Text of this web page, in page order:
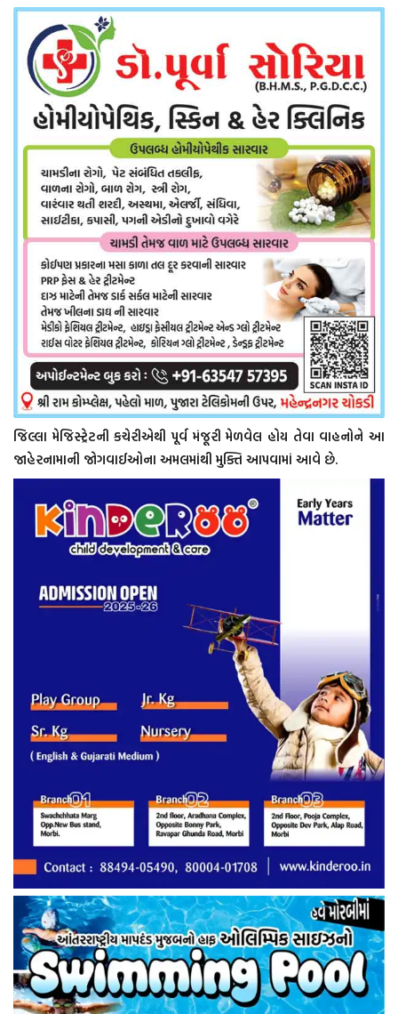
જિલ્લા મેજિસ્ટ્રેટની કચેરીએથી પૂર્વ મંજૂરી મેળવેલ હોય તેવા વાહનોને આ
જાહેરનામાની જોગવાઈઓના અમલમાંથી મુક્તિ આપવામાં આવે છે.